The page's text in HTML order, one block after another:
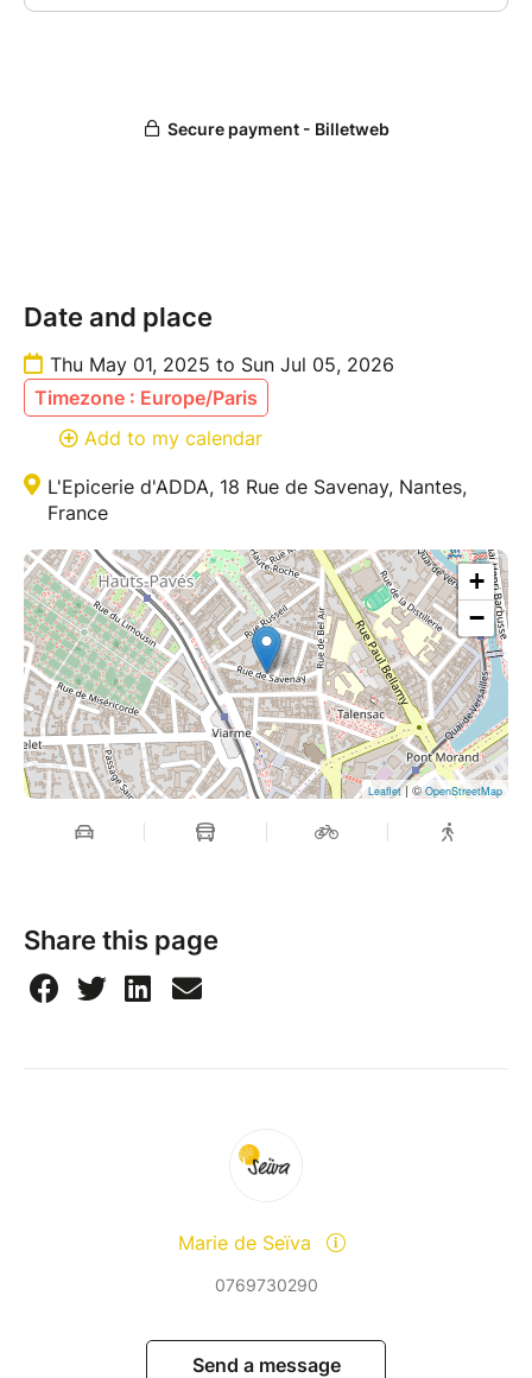
Toutes les fiches-recettes détaillées sont fournies à
Les cours de cuisine se déroulent à l'épicerie
d'ADDA, 18 Rue de Savenay, 44000 Nantes.
Date and place
Thu May 01, 2025 to Sun Jul 05, 2026
Timezone : Europe/Paris
Add to my calendar
L'Epicerie d'ADDA, 18 Rue de Savenay, Nantes,
France
+
−
Leaflet| ©OpenStreetMap
Share this page
Marie de Seïva
0769730290
Send a message